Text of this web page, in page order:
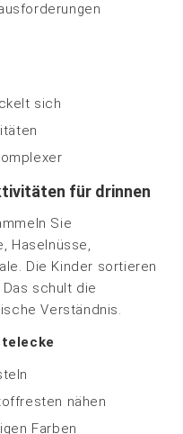
sich
für drinnen
Sie
Haselnüsse,
Die Kinder sortieren
schult die
Verständnis.
nähen
Farben